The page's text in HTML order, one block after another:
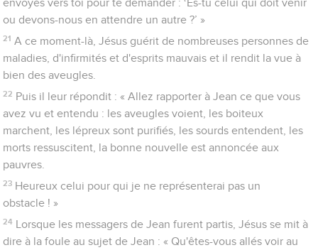
envoyés vers toi pour te demander : ‘Es-tu celui qui doit venir
ou devons-nous en attendre un autre ?’ »
21 A ce moment-là, Jésus guérit de nombreuses personnes de
maladies, d'infirmités et d'esprits mauvais et il rendit la vue à
bien des aveugles.
22 Puis il leur répondit : « Allez rapporter à Jean ce que vous
avez vu et entendu : les aveugles voient, les boiteux
marchent, les lépreux sont purifiés, les sourds entendent, les
morts ressuscitent, la bonne nouvelle est annoncée aux
pauvres.
23 Heureux celui pour qui je ne représenterai pas un
obstacle ! »
24 Lorsque les messagers de Jean furent partis, Jésus se mit à
dire à la foule au sujet de Jean : « Qu'êtes-vous allés voir au